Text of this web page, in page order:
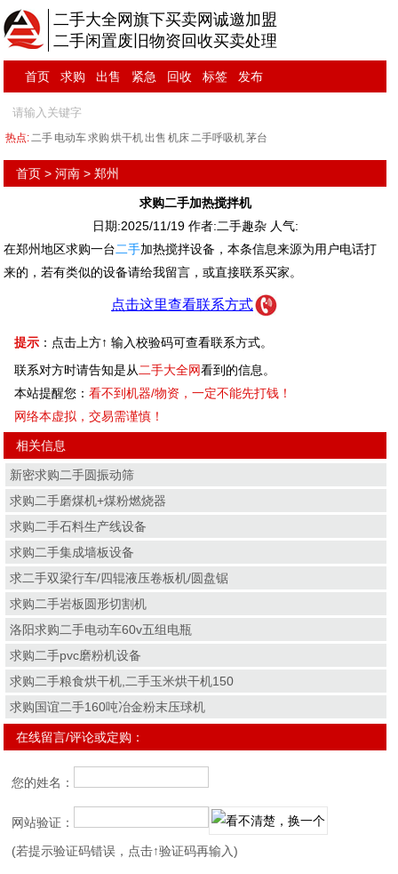
二手大全网旗下买卖网诚邀加盟
二手闲置废旧物资回收买卖处理
首页 求购 出售 紧急 回收 标签 发布
热点:二手 电动车求购 烘干机出售 机床二手呼吸机茅台
首页 >河南 >郑州
求购二手加热搅拌机
日期:2025/11/19 作者:二手趣杂 人气:
在郑州地区求购一台二手加热搅拌设备，本条信息来源为用户电话打
来的，若有类似的设备请给我留言，或直接联系买家。
点击这里查看联系方式
提示 ：点击上方↑ 输入校验码可查看联系方式。
联系对方时请告知是从 二手大全网看到的信息。
本站提醒您：看不到机器/物资，一定不能先打钱！
网络本虚拟，交易需谨慎！
相关信息
新密求购二手圆振动筛
求购二手磨煤机+煤粉燃烧器
求购二手石料生产线设备
求购二手集成墙板设备
求二手双梁行车/四辊液压卷板机/圆盘锯
求购二手岩板圆形切割机
洛阳求购二手电动车60v五组电瓶
求购二手pvc磨粉机设备
求购二手粮食烘干机,二手玉米烘干机150
求购国谊二手160吨冶金粉末压球机
在线留言/评论或定购：
您的姓名：
网站验证：
(若提示验证码错误，点击↑验证码再输入)